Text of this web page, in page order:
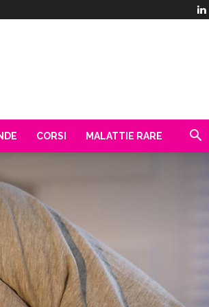
CORSI MALATTIE RARE